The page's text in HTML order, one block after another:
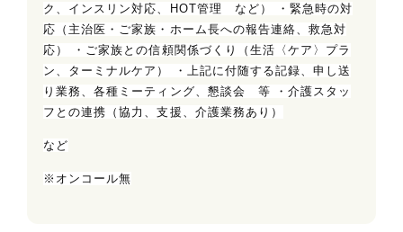
ク、インスリン対応、HOT管理 など） ・緊急時の対
応（主治医・ご家族・ホーム長への報告連絡、救急対
応） ・ご家族との信頼関係づくり（生活〈ケア〉プラ
ン、ターミナルケア） ・上記に付随する記録、申し送
り業務、各種ミーティング、懇談会 等 ・介護スタッ
フとの連携（協力、支援、介護業務あり）
など
※オンコール無